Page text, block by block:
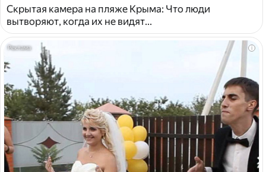
Скрытая камера на пляже Крыма: Что люди
вытворяют, когда их не видят...
i